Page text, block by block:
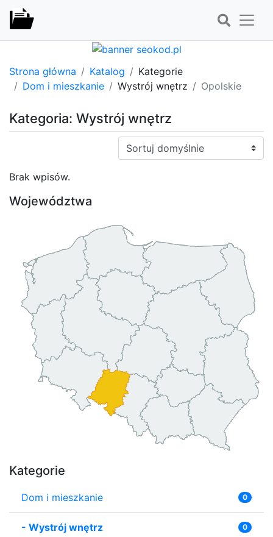
Strona główna Katalog
Kategorie
Dom i mieszkanie
Wystrój wnętrz Opolskie
Kategoria: Wystrój wnętrz
Sortuj:
Brak wpisów.
Województwa
Kategorie
Dom i mieszkanie 0
- Wystrój wnętrz 0